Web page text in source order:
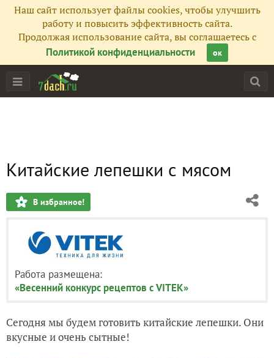
Наш сайт использует файлы cookies, чтобы улучшить
работу и повысить эффективность сайта.
Продолжая использование сайта, вы соглашаетесь с
Политикой конфиденциальности
ок
Китайские лепешки с мясом
В избранное!
Работа размещена:
«Весенний конкурс рецептов с VITEK»
Сегодня мы будем готовить китайские лепешки. Они
вкусные и очень сытные!